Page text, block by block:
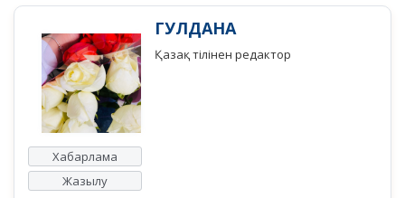
Хабарлама
Жазылу
ГУЛДАНА
Қазақ тілінен редактор